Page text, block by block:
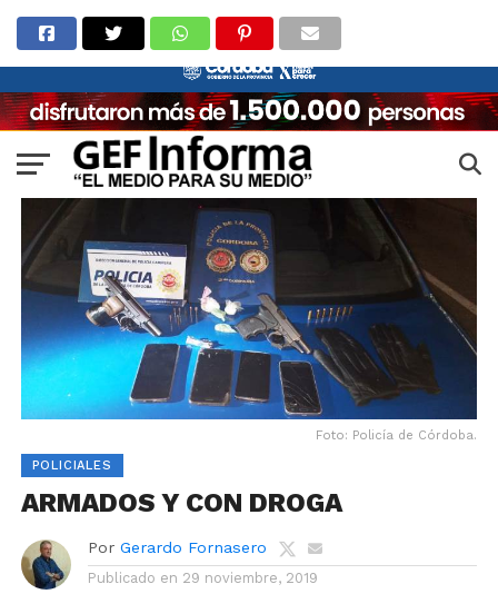
Foto: Policía de Córdoba.
POLICIALES
ARMADOS Y CON DROGA
Por Gerardo Fornasero
Publicado en 29 noviembre, 2019